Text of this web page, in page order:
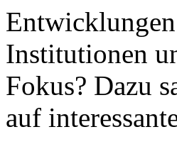
Institutionen
Fokus? Dazu
auf